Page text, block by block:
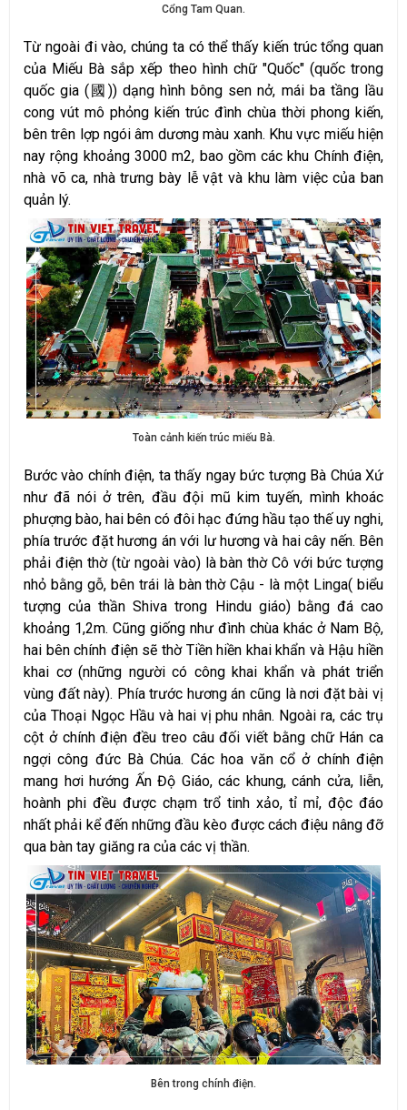
Cổng Tam Quan.
Từ ngoài đi vào, chúng ta có thể thấy kiến trúc tổng quan
của Miếu Bà sắp xếp theo hình chữ "Quốc" (quốc trong
quốc gia (國)) dạng hình bông sen nở, mái ba tầng lầu
cong vút mô phỏng kiến trúc đình chùa thời phong kiến,
bên trên lợp ngói âm dương màu xanh. Khu vực miếu hiện
nay rộng khoảng 3000 m2, bao gồm các khu Chính điện,
nhà võ ca, nhà trưng bày lễ vật và khu làm việc của ban
quản lý.
Toàn cảnh kiến trúc miếu Bà.
Bước vào chính điện, ta thấy ngay bức tượng Bà Chúa Xứ
như đã nói ở trên, đầu đội mũ kim tuyến, mình khoác
phượng bào, hai bên có đôi hạc đứng hầu tạo thế uy nghi,
phía trước đặt hương án với lư hương và hai cây nến. Bên
phải điện thờ (từ ngoài vào) là bàn thờ Cô với bức tượng
nhỏ bằng gỗ, bên trái là bàn thờ Cậu - là một Linga( biểu
tượng của thần Shiva trong Hindu giáo) bằng đá cao
khoảng 1,2m. Cũng giống như đình chùa khác ở Nam Bộ,
hai bên chính điện sẽ thờ Tiền hiền khai khẩn và Hậu hiền
khai cơ (những người có công khai khẩn và phát triển
vùng đất này). Phía trước hương án cũng là nơi đặt bài vị
của Thoại Ngọc Hầu và hai vị phu nhân. Ngoài ra, các trụ
cột ở chính điện đều treo câu đối viết bằng chữ Hán ca
ngợi công đức Bà Chúa. Các hoa văn cổ ở chính điện
mang hơi hướng Ấn Độ Giáo, các khung, cánh cửa, liễn,
hoành phi đều được chạm trổ tinh xảo, tỉ mỉ, độc đáo
nhất phải kể đến những đầu kèo được cách điệu nâng đỡ
qua bàn tay giăng ra của các vị thần.
Bên trong chính điện.